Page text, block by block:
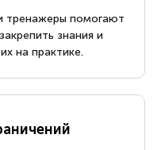
тренажеры помогают
знания и
на практике.